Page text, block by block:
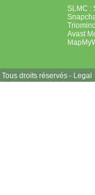
SLMC :
Avast
droits réservés - Legal